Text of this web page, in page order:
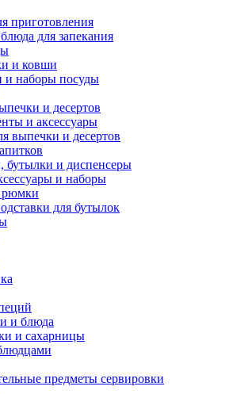
приготовления
для запекания
и ковши
и наборы посуды
и десертов
и аксессуары
выпечки и десертов
и диспенсеры
и наборы
рюмки
для бутылок
и блюда
и сахарницы
предметы сервировки